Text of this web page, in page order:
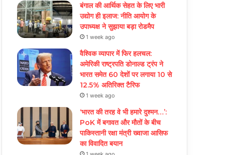
बंगाल की आर्थिक सेहत के लिए भारी
उद्योग ही इलाज: नीत‌ि आयोग के
उपाध्यक्ष ने सुझाया बड़ा रोडमैप
1 week ago
वैश्विक व्यापार में फिर हलचल:
अमेरिकी राष्ट्रपति डोनाल्ड ट्रंप ने
भारत समेत 60 देशों पर लगाया 10 से
12.5% अतिरिक्त टैरिफ
1 week ago
‘भारत की तरह वे भी हमारे दुश्मन…’:
PoK में बगावत और मौतों के बीच
पाकिस्तानी रक्षा मंत्री ख्वाजा आसिफ
का विवादित बयान